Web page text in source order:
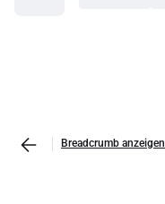
Breadcrumb anzeigen